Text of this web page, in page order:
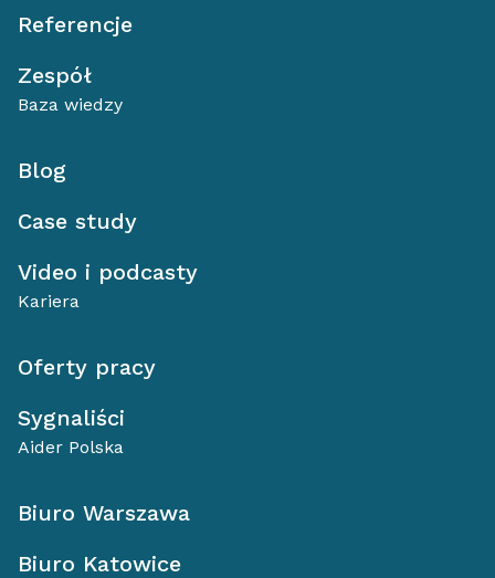
Referencje
Zespół
Baza wiedzy
Blog
Case study
Video i podcasty
Kariera
Oferty pracy
Sygnaliści
Aider Polska
Biuro Warszawa
Biuro Katowice